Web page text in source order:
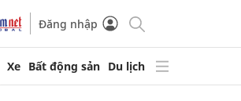
Đăng nhập
Xe Bất động sản Du lịch